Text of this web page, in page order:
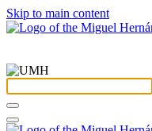
Skip to main content